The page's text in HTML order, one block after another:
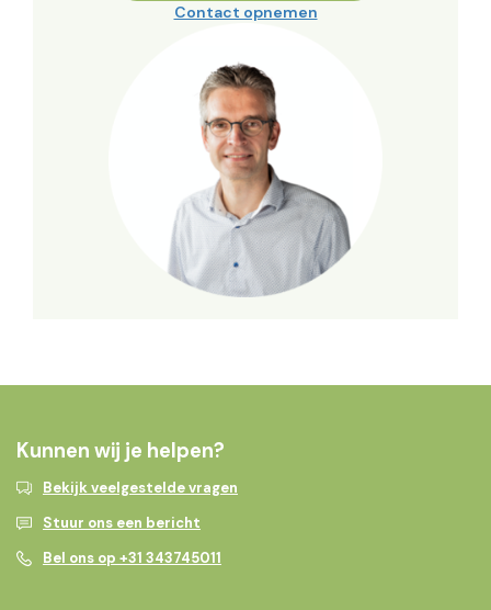
Contact opnemen
Kunnen wij je helpen?
Bekijk veelgestelde vragen
Stuur ons een bericht
Bel ons op +31 343745011